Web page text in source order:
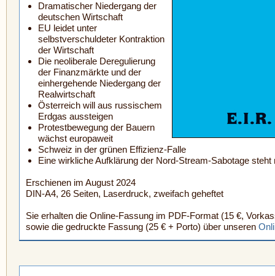
Dramatischer Niedergang der
deutschen Wirtschaft
EU leidet unter
selbstverschuldeter Kontraktion
der Wirtschaft
Die neoliberale Deregulierung
der Finanzmärkte und der
einhergehende Niedergang der
Realwirtschaft
Österreich will aus russischem
Erdgas aussteigen
Protestbewegung der Bauern
wächst europaweit
Schweiz in der grünen Effizienz-Falle
Eine wirkliche Aufklärung der Nord-Stream-Sabotage steht
Erschienen im August 2024
DIN-A4, 26 Seiten, Laserdruck, zweifach geheftet
Sie erhalten die Online-Fassung im PDF-Format (15 €,
sowie die gedruckte Fassung (25 € + Porto) über unseren